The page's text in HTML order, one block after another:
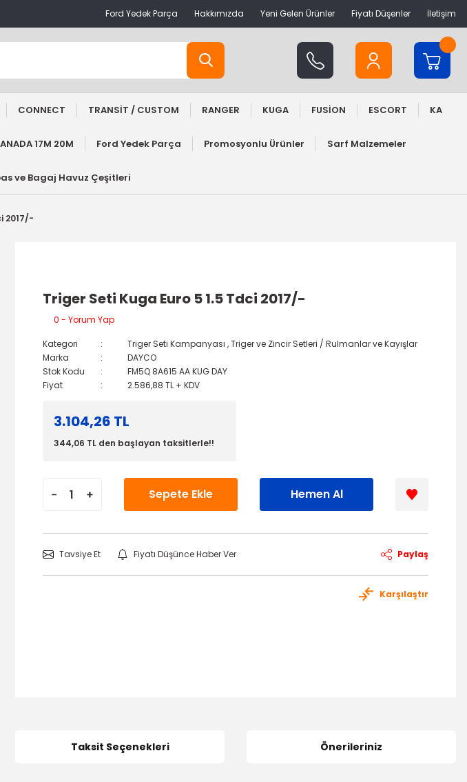
Ford Yedek Parça Hakkımızda Yeni Gelen Ürünler Fiyatı Düşenler İletişim
CONNECT TRANSİT / CUSTOM RANGER KUGA FUSİON ESCORT KA
17M 20M Ford Yedek Parça Promosyonlu Ürünler Sarf Malzemeler
ve Bagaj Havuz Çeşitleri
2017/-
Triger Seti Kuga Euro 5 1.5 Tdci 2017/-
0 - Yorum Yap
Kategori Triger Seti Kampanyası ,Triger ve Zincir Setleri / Rulmanlar ve Kayışlar
Marka
DAYCO
Stok Kodu
FM5Q 8A615 AA KUG DAY
Fiyat
2.586,88 TL + KDV
3.104,26 TL
344,06 TL den başlayan taksitlerle!!
Sepete Ekle Hemen Al
Tavsiye Et Fiyatı Düşünce Haber Ver Paylaş
Karşılaştır
Taksit Seçenekleri Önerileriniz